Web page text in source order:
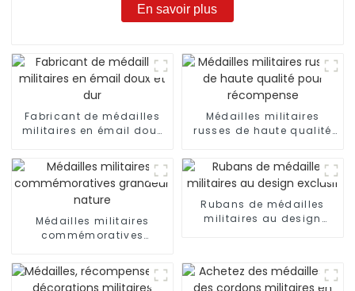
En savoir plus
Fabricant de médailles
militaires en émail doux
Médailles militaires
russes de haute qualité
Médailles militaires
commémoratives
Rubans de médailles
militaires au design